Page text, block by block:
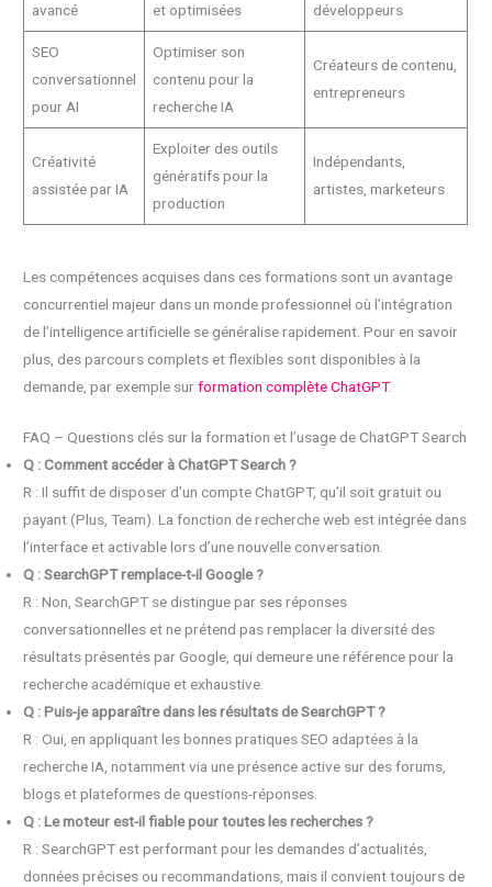
avancé
et optimisées
développeurs
SEO
conversationnel
pour AI
Optimiser son
contenu pour la
recherche IA
Créateurs de contenu,
entrepreneurs
Créativité
assistée par IA
Exploiter des outils
génératifs pour la
production
Indépendants,
artistes, marketeurs
Les compétences acquises dans ces formations sont un avantage
concurrentiel majeur dans un monde professionnel où l’intégration
de l’intelligence artificielle se généralise rapidement. Pour en savoir
plus, des parcours complets et flexibles sont disponibles à la
demande, par exemple surformation complète ChatGPT.
FAQ – Questions clés sur la formation et l’usage de ChatGPT Search
Q : Comment accéder à ChatGPT Search ?
R : Il suffit de disposer d’un compte ChatGPT, qu’il soit gratuit ou
payant (Plus, Team). La fonction de recherche web est intégrée dans
l’interface et activable lors d’une nouvelle conversation.
Q : SearchGPT remplace-t-il Google ?
R : Non, SearchGPT se distingue par ses réponses
conversationnelles et ne prétend pas remplacer la diversité des
résultats présentés par Google, qui demeure une référence pour la
recherche académique et exhaustive.
Q : Puis-je apparaître dans les résultats de SearchGPT ?
R : Oui, en appliquant les bonnes pratiques SEO adaptées à la
recherche IA, notamment via une présence active sur des forums,
blogs et plateformes de questions-réponses.
Q : Le moteur est-il fiable pour toutes les recherches ?
R : SearchGPT est performant pour les demandes d’actualités,
données précises ou recommandations, mais il convient toujours de